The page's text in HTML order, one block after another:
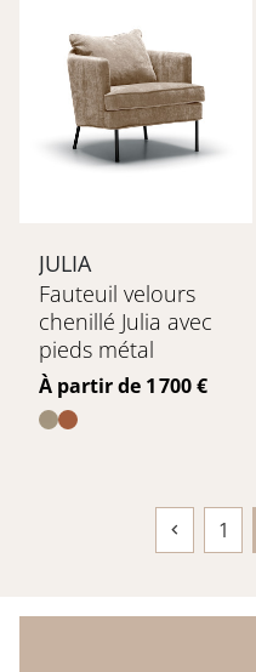
JULIA
Fauteuil velours
chenillé Julia avec
pieds métal
Prix
À partir de 1 700 €
Précédent
 1